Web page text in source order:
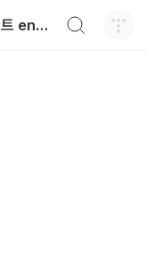
와일드진생WG엔터테인먼트 entertainment